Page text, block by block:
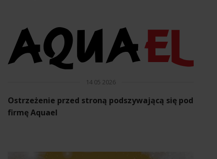
14 05 2026
Ostrzeżenie przed stroną podszywającą się pod
firmę Aquael